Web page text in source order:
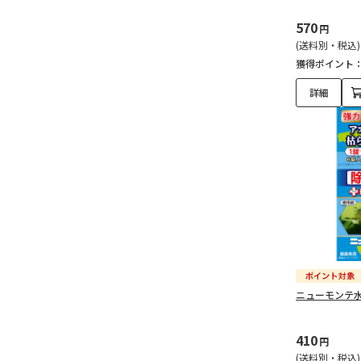
570円
(送料別・税込)
獲得ポイント
詳細
ニューモンテ
410円
(送料別・税込)